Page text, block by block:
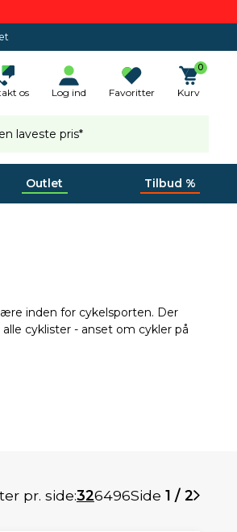
os Log ind Favoritter
0
Kurv
laveste pris*
Outlet Tilbud %
inden for cykelsporten. Der
cyklister - anset om cykler på
pr. side:326496Side 1 / 2